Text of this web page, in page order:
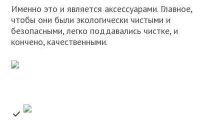
Именно это и является аксессуарами. Главное,
чтобы они были экологически чистыми и
безопасными, легко поддавались чистке, и
кончено, качественными.